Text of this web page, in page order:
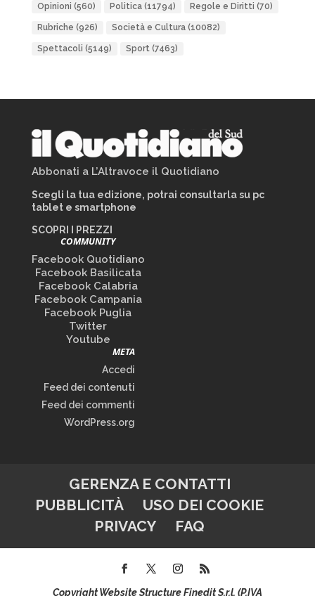
Opinioni (560) Politica(11794) Regole e Diritti (70)
Rubriche (926) Società e Cultura(10082)
Spettacoli (5149) Sport(7463)
Abbonati a L’Altravoce il Quotidiano
Scegli la tua edizione, potrai consultarla su pc
tablet e smartphone
SCOPRI I PREZZI
COMMUNITY
Facebook Quotidiano
Facebook Basilicata
Facebook Calabria
Facebook Campania
Facebook Puglia
Twitter
Youtube
META
Accedi
Feed dei contenuti
Feed dei commenti
WordPress.org
GERENZA E CONTATTI
PUBBLICITÀ
USO DEI COOKIE
PRIVACY
FAQ
Copyright Website Structure Finedit S.r.l. (P.IVA